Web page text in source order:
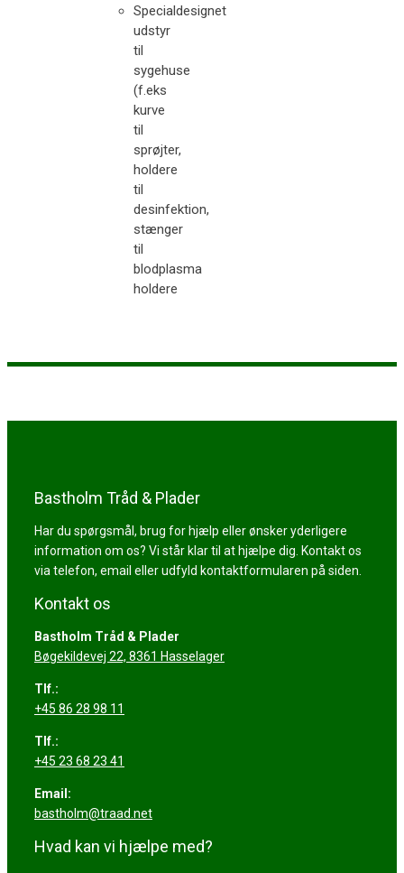
Specialdesignet
udstyr
til
sygehuse
(f.eks
kurve
til
sprøjter,
holdere
til
desinfektion,
stænger
til
blodplasma
holdere
Bastholm Tråd & Plader
Har du spørgsmål, brug for hjælp eller ønsker yderligere
information om os? Vi står klar til at hjælpe dig. Kontakt os
via telefon, email eller udfyld kontaktformularen på siden.
Kontakt os
Bastholm Tråd & Plader
​Bøgekildevej 22, 8361 Hasselager
Tlf.:
+45 86 28 98 11
Tlf.:
+45 23 68 23 41
Email:
bastholm@traad.net
Hvad kan vi hjælpe med?